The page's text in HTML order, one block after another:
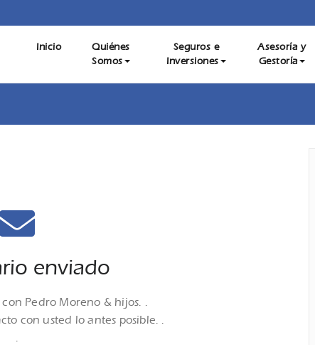
Moreno e hijos – Asesoría
para Empresas, Autónomos y Particulares,
de Asesoría Digital. Contáctanos
Inicio
Quiénes
Somos
Seguros e
Inversiones
Asesoría y
Gestoría
enviado​
Pedro Moreno & hijos. .
con usted lo antes posible. .
.